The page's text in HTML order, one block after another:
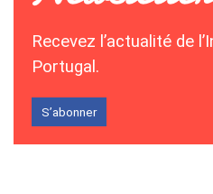
Recevez l’actualité de
Portugal.
S’abonner